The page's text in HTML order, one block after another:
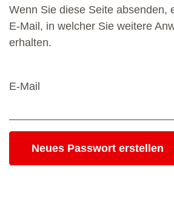
Wenn Sie diese Seite absenden,
E-Mail, in welcher Sie weitere
erhalten.
E-Mail
Neues Passwort erstellen